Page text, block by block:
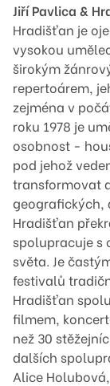
Jiří Pavlica &
Hradišťan je
vysokou
širokým
repertoárem,
zejména v
roku 1978 je
osobnost -
pod jehož
transformovat
geografických,
Hradišťan
spolupracuje s
světa. Je
festivalů
Hradišťan
filmem,
než 30
dalších
Alice